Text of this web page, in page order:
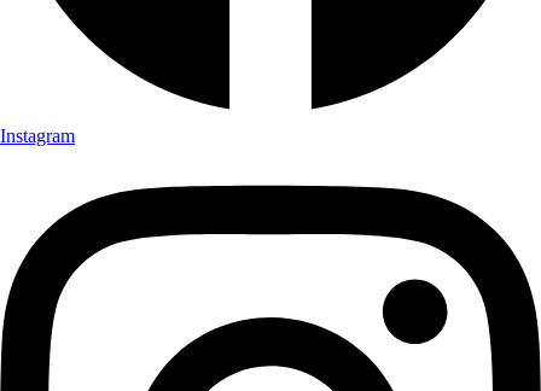
Instagram